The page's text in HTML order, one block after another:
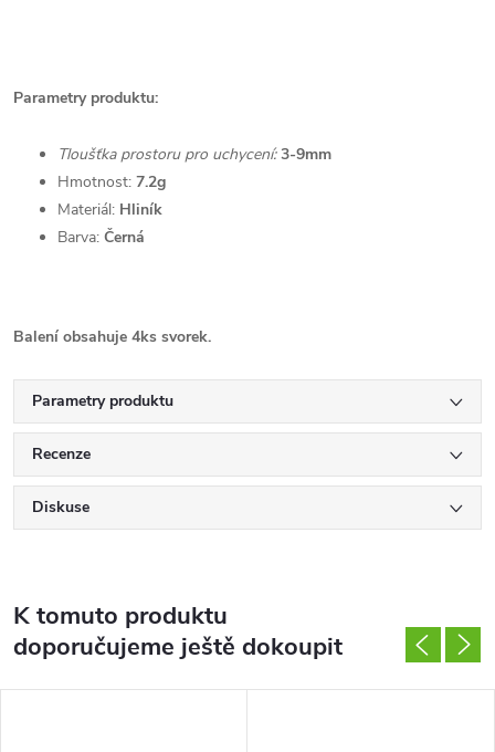
Parametry produktu:
Tloušťka prostoru pro uchycení: 3-9mm
Hmotnost: 7.2g
Materiál: Hliník
Barva: Černá
Balení obsahuje 4ks svorek.
Parametry produktu
Recenze
Diskuse
K tomuto produktu
doporučujeme ještě dokoupit